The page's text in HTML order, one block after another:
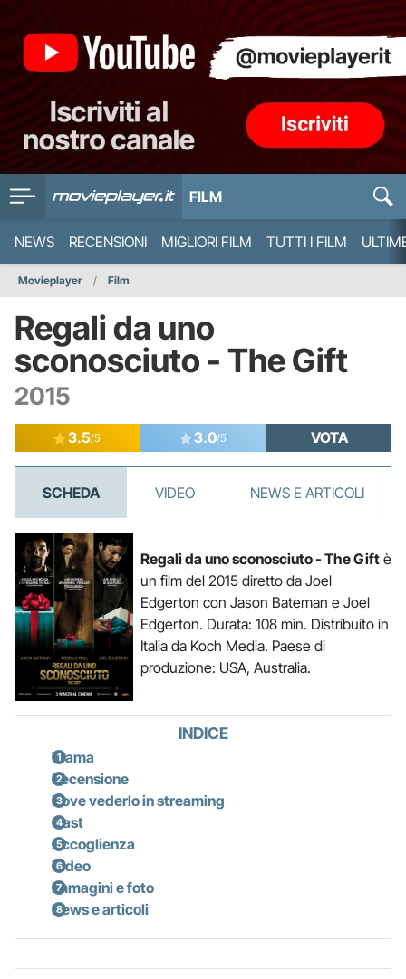
FILM
NEWS RECENSIONI MIGLIORI FILM TUTTI I FILM
Movieplayer Film
Regali da uno
sconosciuto - The Gift
2015
3.5/5 3.0/5 VOTA
SCHEDA VIDEO NEWS E ARTICOLI
Regali da uno sconosciuto - The Giftè
un film del 2015 diretto da Joel
Edgerton con Jason Bateman e Joel
Edgerton. Durata: 108 min. Distribuito in
Italia da Koch Media. Paese di
produzione: USA, Australia.
INDICE
Trama
Recensione
Dove vederlo in streaming
Cast
Accoglienza
Video
Immagini e foto
News e articoli